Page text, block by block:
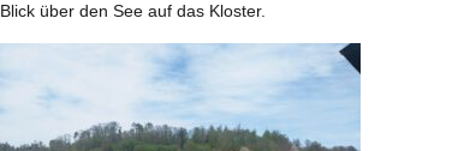
Blick über den See auf das Kloster.